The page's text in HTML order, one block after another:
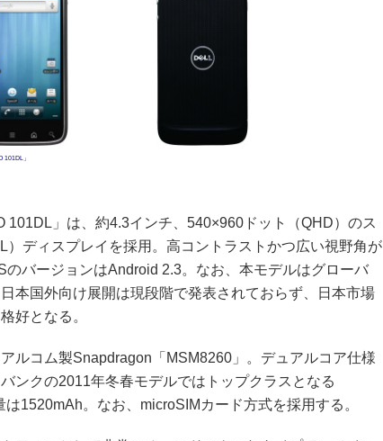
101DL」
」は、約4.3インチ、540×960ドット（QHD）のス
）ディスプレイを採用。高コントラストかつ広い視野角が
のバージョンはAndroid 2.3。なお、本モデルはグローバ
本国外向け展開は現段階で発表されておらず、日本市場
好となる。
ルコム製Snapdragon「MSM8260」。デュアルコア仕様
ンクの2011年冬春モデルではトップクラスとなる
1520mAh。なお、microSIMカード方式を採用する。